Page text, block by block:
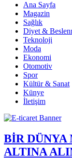
Ana Sayfa
Magazin
Sağlık
Diyet &
Teknoloji
Moda
Ekonomi
Otomotiv
Spor
Kültür & Sanat
Künye
İletişim
BİR
ALTINA